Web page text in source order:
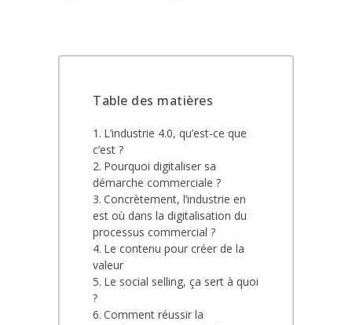
Table des matières
L’industrie 4.0, qu’est-ce que
c’est ?
Pourquoi digitaliser sa
démarche commerciale ?
Concrètement, l’industrie en
est où dans la digitalisation du
processus commercial ?
Le contenu pour créer de la
valeur
Le social selling, ça sert à quoi
?
Comment réussir la